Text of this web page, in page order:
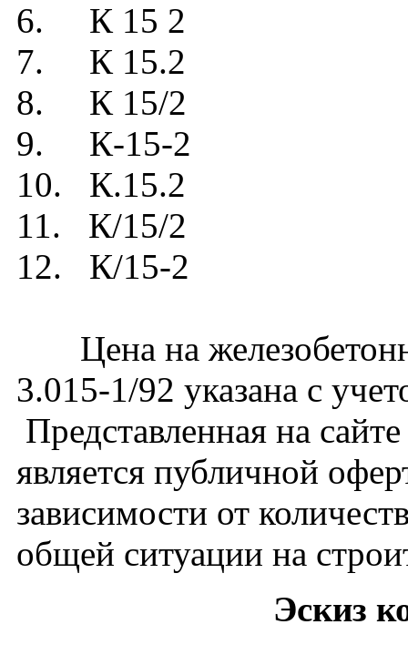
6. К 15 2
7. К 15.2
8. К 15/2
9. К-15-2
10. К.15.2
11. К/15/2
12. К/15-2
Цена на
3.015-1/92 указана с
Представленная на
является публичной
зависимости от
общей ситуации на
Эскиз